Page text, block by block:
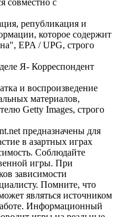
републикация и
которое содержит
EPA / UPG, строго
Я- Корреспондент
и воспроизведение
материалов,
Getty Images, строго
предназначены для
в азартных играх
Соблюдайте
игры. При
зависимости
Помните, что
являться источником
Информационный